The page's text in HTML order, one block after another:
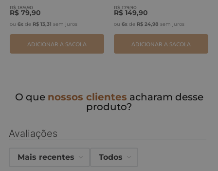
R$ 189,90
R$ 79,90
ou 6x de R$ 13,31 sem juros
ADICIONAR A SACOLA
R$ 179,90
R$ 149,90
ou 6x de R$ 24,98 sem juros
ADICIONAR A SACOLA
O que nossos clientes acharam desse
produto?
Avaliações
Mais recentes Todos